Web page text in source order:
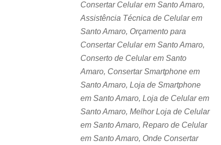
Consertar Celular em Santo Amaro,
Assistência Técnica de Celular em
Santo Amaro, Orçamento para
Consertar Celular em Santo Amaro,
Conserto de Celular em Santo
Amaro, Consertar Smartphone em
Santo Amaro, Loja de Smartphone
em Santo Amaro, Loja de Celular em
Santo Amaro, Melhor Loja de Celular
em Santo Amaro, Reparo de Celular
em Santo Amaro, Onde Consertar